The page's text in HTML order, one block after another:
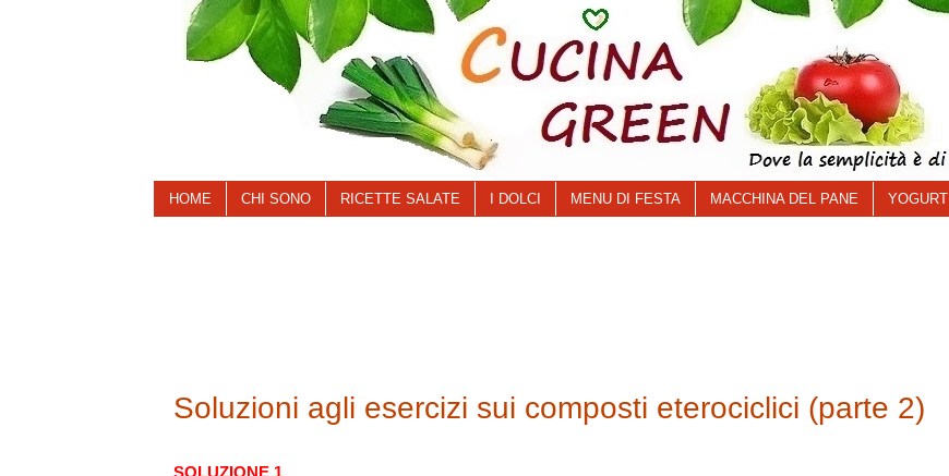
HOME CHI SONO RICETTE SALATE I DOLCI MENU DI FESTA MACCHINA DEL PANE YOGURT
Soluzioni agli esercizi sui composti eterociclici (parte 2)
SOLUZIONE 1